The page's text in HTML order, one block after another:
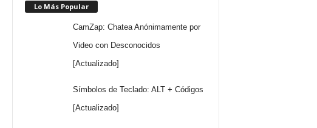
Lo Más Popular
CamZap: Chatea Anónimamente por
Video con Desconocidos
[Actualizado]
Símbolos de Teclado: ALT + Códigos
[Actualizado]